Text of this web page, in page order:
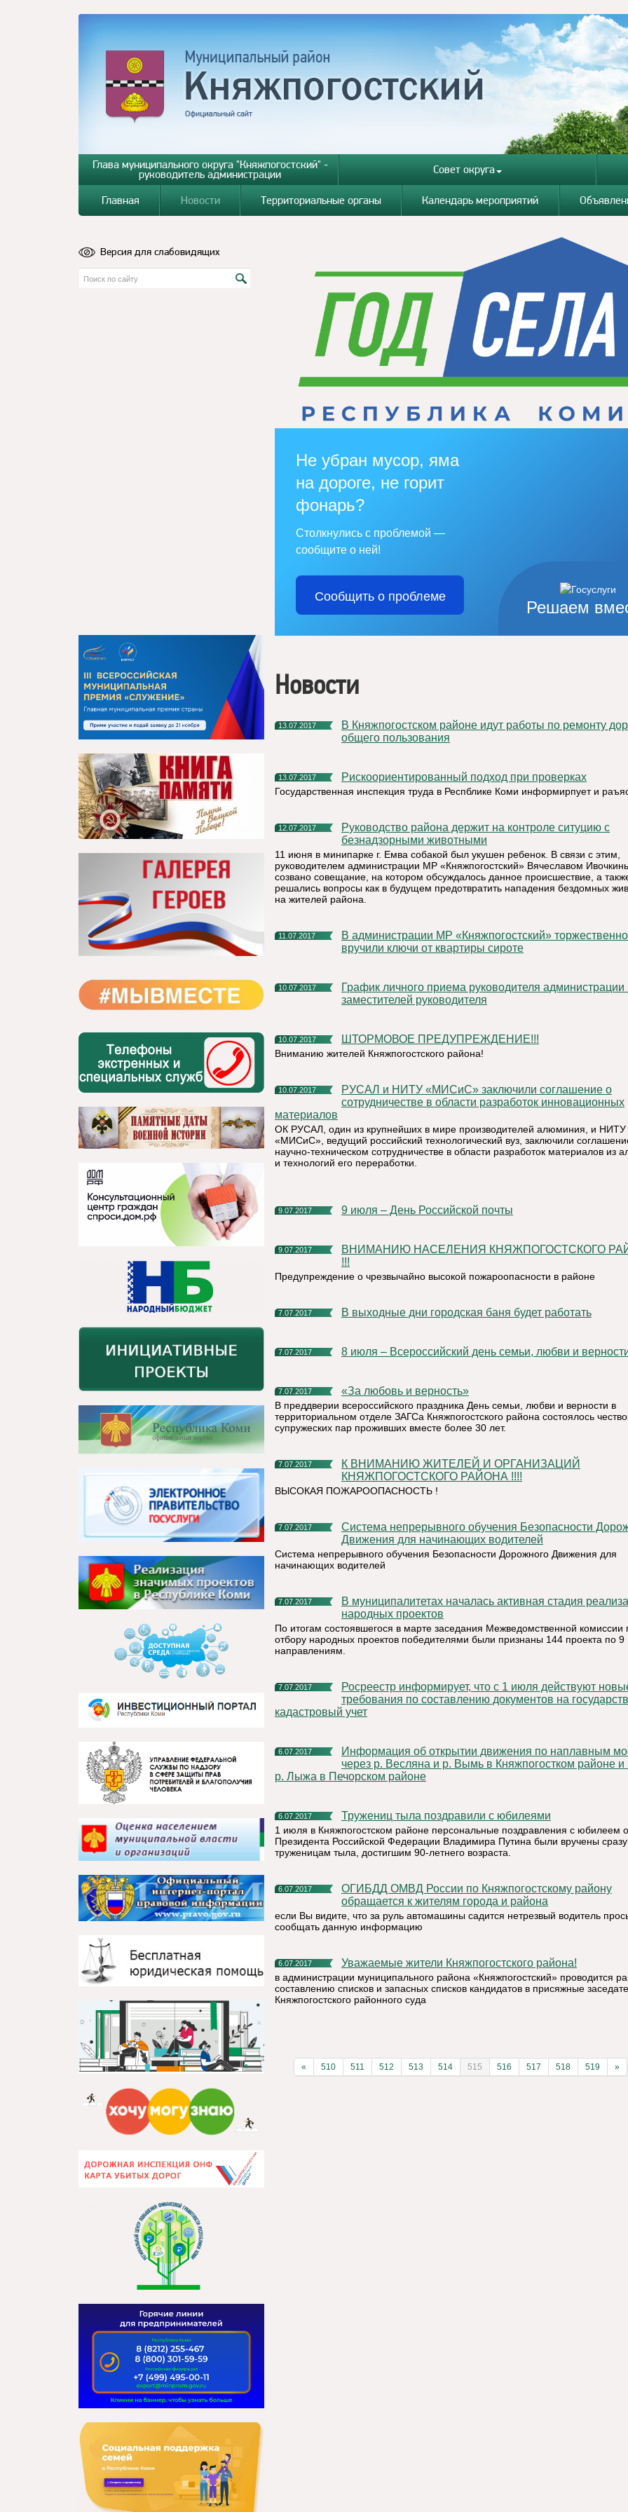
Глава муниципального округа "Княжпогостский" -
руководитель администрации Совет округа
Главная Новости Территориальные органы Календарь мероприятий
Версия для слабовидящих
Решаем
Не убран мусор, яма
на дороге, не горит
фонарь?
Столкнулись с проблемой —
сообщите о ней!
Сообщить о проблеме
Новости
13.07.2017
В Княжпогостском районе идут работы по ремонту дорог
общего пользования
13.07.2017 Рискоориентированный подход при проверках
Государственная инспекция труда в Респблике Коми информирпует и
12.07.2017
Руководство района держит на контроле ситуцию с
безнадзорными животными
11 июня в минипарке г. Емва собакой был укушен ребенок. В связи с этим,
руководителем администрации МР «Княжпогостский» Вячеславом
созвано совещание, на котором обсуждалось данное происшествие, а
решались вопросы как в будущем предотвратить нападения бездомных
на жителей района.
11.07.2017
В администрации МР «Княжпогостский» торжественно
вручили ключи от квартиры сироте
10.07.2017
График личного приема руководителя администрации и
заместителей руководителя
10.07.2017 ШТОРМОВОЕ ПРЕДУПРЕЖДЕНИЕ!!!
Вниманию жителей Княжпогостского района!
10.07.2017
РУСАЛ и НИТУ «МИСиС» заключили соглашение о
сотрудничестве в области разработок инновационных
материалов
ОК РУСАЛ, один из крупнейших в мире производителей алюминия, и НИТУ
«МИСиС», ведущий российский технологический вуз, заключили
научно-техническом сотрудничестве в области разработок материалов из
и технологий его переработки.
9.07.2017 9 июля – День Российской почты
9.07.2017
ВНИМАНИЮ НАСЕЛЕНИЯ КНЯЖПОГОСТСКОГО РАЙОНА
!!!
Предупреждение о чрезвычайно высокой пожароопасности в районе
7.07.2017 В выходные дни городская баня будет работать
7.07.2017 8 июля – Всероссийский день семьи, любви и
7.07.2017 «За любовь и верность»
В преддверии всероссийского праздника День семьи, любви и верности в
территориальном отделе ЗАГСа Княжпогостского района состоялось
супружеских пар проживших вместе более 30 лет.
7.07.2017
К ВНИМАНИЮ ЖИТЕЛЕЙ И ОРГАНИЗАЦИЙ
КНЯЖПОГОСТСКОГО РАЙОНА !!!!
ВЫСОКАЯ ПОЖАРООПАСНОСТЬ !
7.07.2017
Система непрерывного обучения Безопасности Дорожного
Движения для начинающих водителей
Система непрерывного обучения Безопасности Дорожного Движения для
начинающих водителей
7.07.2017
В муниципалитетах началась активная стадия реализации
народных проектов
По итогам состоявшегося в марте заседания Межведомственной комиссии
отбору народных проектов победителями были признаны 144 проекта по 9
направлениям.
7.07.2017
Росреестр информирует, что с 1 июля действуют новые
требования по составлению документов на
кадастровый учет
6.07.2017
Информация об открытии движения по наплавным мостам
через р. Весляна и р. Вымь в Княжпогостком районе и
р. Лыжа в Печорском районе
6.07.2017 Тружениц тыла поздравили с юбилеями
1 июля в Княжпогостском районе персональные поздравления с юбилеем
Президента Российской Федерации Владимира Путина были вручены
труженицам тыла, достигшим 90-летнего возраста.
6.07.2017
ОГИБДД ОМВД России по Княжпогостскому району
обращается к жителям города и района
если Вы видите, что за руль автомашины садится нетрезвый водитель
сообщать данную информацию
6.07.2017 Уважаемые жители Княжпогостского района!
в администрации муниципального района «Княжпогостский» проводится
составлению списков и запасных списков кандидатов в присяжные
Княжпогостского районного суда
« 510 511 512 513 514 515 516 517 518 519 »